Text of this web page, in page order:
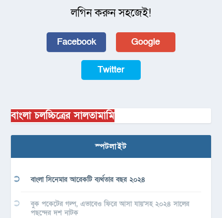
লগিন করুন সহজেই!
Facebook Google
Twitter
বাংলা চলচ্চিত্রের সালতামামি
স্পটলাইট
বাংলা সিনেমার আরেকটি ব্যর্থতার বছর ২০২৪
বুক পকেটের গল্প, এভাবেও ফিরে আসা যায়’সহ ২০২৪ সালের
পছন্দের দশ নাটক